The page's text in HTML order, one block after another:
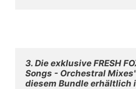
3. Die exklusive FRESH
Songs - Orchestral
diesem Bundle erhältlich